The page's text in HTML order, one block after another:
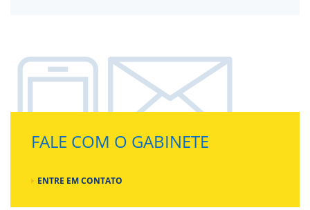
FALE COM O GABINETE
ENTRE EM CONTATO